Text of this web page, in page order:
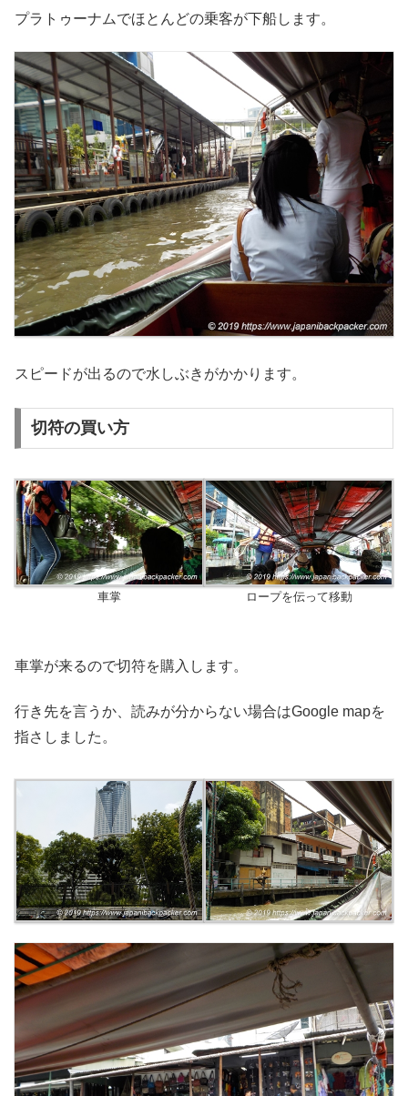
プラトゥーナムでほとんどの乗客が下船します。
スピードが出るので水しぶきがかかります。
切符の買い方
車掌 ロープを伝って移動
車掌が来るので切符を購入します。
行き先を言うか、読みが分からない場合はGoogle mapを
指さしました。